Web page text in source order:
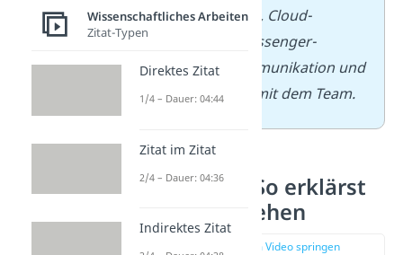
Videokonferenzen, Cloud-
Diensten oder Messenger-
Diensten zur Kommunikation und
Zusammenarbeit mit dem Team.
Methodik — So erklärst
du dein Vorgehen
zur Stelle im Video springen
Wissenschaftliches Arbeiten
Zitat-Typen
Direktes Zitat
1/4 – Dauer: 04:44
Zitat im Zitat
2/4 – Dauer: 04:36
Indirektes Zitat